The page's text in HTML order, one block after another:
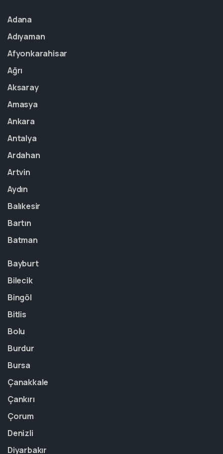
Adana
Adıyaman
Afyonkarahisar
Ağrı
Aksaray
Amasya
Ankara
Antalya
Ardahan
Artvin
Aydın
Balıkesir
Bartın
Batman
Bayburt
Bilecik
Bingöl
Bitlis
Bolu
Burdur
Bursa
Çanakkale
Çankırı
Çorum
Denizli
Diyarbakır